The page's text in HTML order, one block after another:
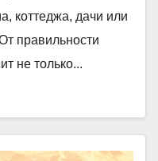
коттеджа, дачи или
правильности
не только...